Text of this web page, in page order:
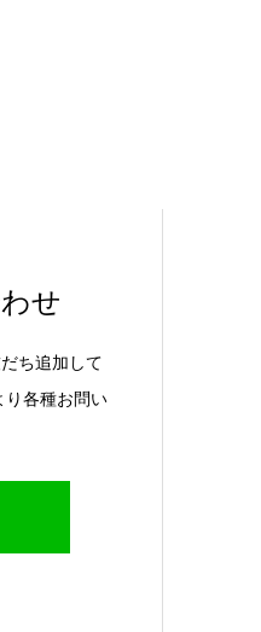
せ
ち追加して
り各種お問い